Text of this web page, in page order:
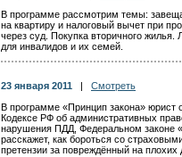
В программе рассмотрим темы:
на квартиру и налоговый вычет при
через суд. Покупка вторичного
для инвалидов и их семей.
23 января 2011
Смотреть
В программе «Принцип закона» юрист
Кодексе РФ об административных
нарушения ПДД, Федеральном законе
расскажет, как бороться со
претензии за повреждённый на плохих